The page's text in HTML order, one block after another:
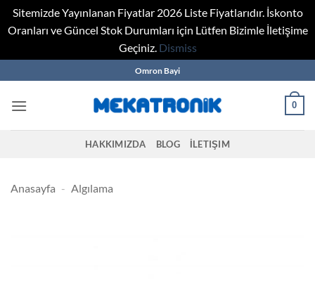
Sitemizde Yayınlanan Fiyatlar 2026 Liste Fiyatlarıdır. İskonto
Oranları ve Güncel Stok Durumları için Lütfen Bizimle İletişime
Geçiniz. Dismiss
to
content
Omron Bayi
0
HAKKIMIZDA BLOG İLETIŞIM
Anasayfa - Algılama